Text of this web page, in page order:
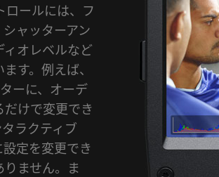
ロールには、フ
ャッターアン
オレベルなど
す。例えば、
ーに、オーデ
けで変更でき
ラクティブ
定を変更でき
ません。ま